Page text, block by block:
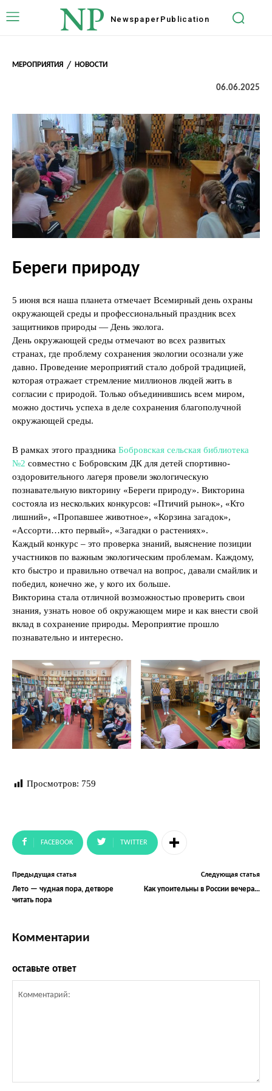
NP Newspaper Publication
МЕРОПРИЯТИЯ НОВОСТИ
06.06.2025
Береги природу
5 июня вся наша планета отмечает Всемирный день охраны
окружающей среды и профессиональный праздник всех
защитников природы — День эколога.
День окружающей среды отмечают во всех развитых
странах, где проблему сохранения экологии осознали уже
давно. Проведение мероприятий стало доброй традицией,
которая отражает стремление миллионов людей жить в
согласии с природой. Только объединившись всем миром,
можно достичь успеха в деле сохранения благополучной
окружающей среды.
В рамках этого праздника Бобровская сельская библиотека
№2 совместно с Бобровским ДК для детей спортивно-
оздоровительного лагеря провели экологическую
познавательную викторину «Береги природу». Викторина
состояла из нескольких конкурсов: «Птичий рынок», «Кто
лишний», «Пропавшее животное», «Корзина загадок»,
«Ассорти…кто первый», «Загадки о растениях».
Каждый конкурс – это проверка знаний, выяснение позиции
участников по важным экологическим проблемам. Каждому,
кто быстро и правильно отвечал на вопрос, давали смайлик и
победил, конечно же, у кого их больше.
Викторина стала отличной возможностью проверить свои
знания, узнать новое об окружающем мире и как внести свой
вклад в сохранение природы. Мероприятие прошло
познавательно и интересно.
Просмотров: 759
FACEBOOK TWITTER
Предыдущая статья
Лето — чудная пора, детворе
читать пора
Следующая статья
Как упоительны в России вечера…
Комментарии
оставьте ответ